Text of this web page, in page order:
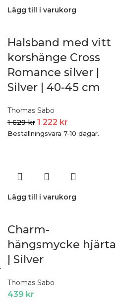
Lägg till i varukorg
Halsband med vitt
korshänge Cross
Romance silver |
Silver | 40-45 cm
Thomas Sabo
1 629kr 1 222 kr
Beställningsvara 7-10 dagar.
Lägg till i varukorg
Charm-
hängsmycke hjärta
| Silver
Thomas Sabo
439 kr